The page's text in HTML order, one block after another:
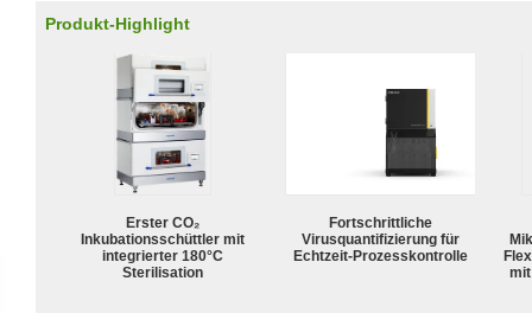
Produkt-Highlight
Erster CO₂
Inkubationsschüttler mit
integrierter 180°C
Sterilisation
Fortschrittliche
Virusquantifizierung für
Echtzeit-Prozesskontrolle